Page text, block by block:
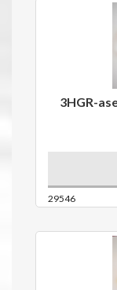
3HGR-
29546